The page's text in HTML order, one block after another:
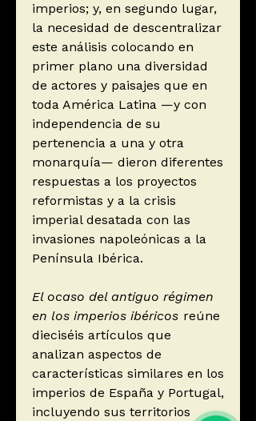
imperios; y, en segundo lugar,
la necesidad de descentralizar
este análisis colocando en
primer plano una diversidad
de actores y paisajes que en
toda América Latina —y con
independencia de su
pertenencia a una y otra
monarquía— dieron diferentes
respuestas a los proyectos
reformistas y a la crisis
imperial desatada con las
invasiones napoleónicas a la
Península Ibérica.
El ocaso del antiguo régimen
en los imperios ibéricos reúne
dieciséis artículos que
analizan aspectos de
características similares en los
imperios de España y Portugal,
incluyendo sus territorios